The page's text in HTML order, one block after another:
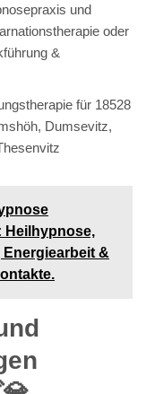
und
oder
&
für 18528
Dumsevitz,
Heilhypnose,
&